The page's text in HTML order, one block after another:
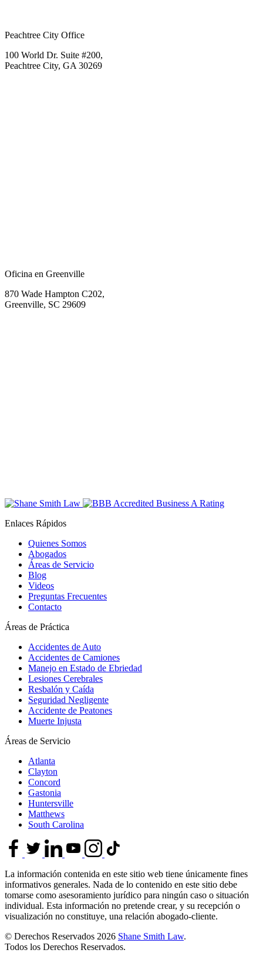
Peachtree City Office
100 World Dr. Suite #200,
Peachtree City, GA 30269
Oficina en Greenville
870 Wade Hampton C202,
Greenville, SC 29609
Enlaces Rápidos
Quienes Somos
Abogados
Áreas de Servicio
Blog
Videos
Preguntas Frecuentes
Contacto
Áreas de Práctica
Accidentes de Auto
Accidentes de Camiones
Manejo en Estado de Ebriedad
Lesiones Cerebrales
Resbalón y Caída
Seguridad Negligente
Accidente de Peatones
Muerte Injusta
Áreas de Servicio
Atlanta
Clayton
Concord
Gastonia
Huntersville
Matthews
South Carolina
La información contenida en este sitio web tiene únicamente fines
informativos generales. Nada de lo contenido en este sitio debe
tomarse como asesoramiento jurídico para ningún caso o situación
individual. Esta información no pretende crear, y su recepción o
visualización no constituye, una relación abogado-cliente.
© Derechos Reservados 2026 Shane Smith Law.
Todos los Derechos Reservados.